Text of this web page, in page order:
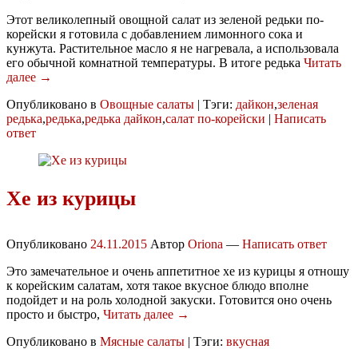
Этот великолепный овощной салат из зеленой редьки по-
корейски я готовила с добавлением лимонного сока и
кунжута. Растительное масло я не нагревала, а использовала
его обычной комнатной температуры. В итоге редька Читать
далее →
Опубликовано в Овощные салаты | Тэги: дайкон,зеленая
редька,редька,редька дайкон,салат по-корейски | Написать
ответ
Хе из курицы
Опубликовано 24.11.2015 Автор Oriona — Написать ответ
Это замечательное и очень аппетитное хе из курицы я отношу
к корейским салатам, хотя такое вкусное блюдо вполне
подойдет и на роль холодной закуски. Готовится оно очень
просто и быстро, Читать далее →
Опубликовано в Мясные салаты | Тэги: вкусная